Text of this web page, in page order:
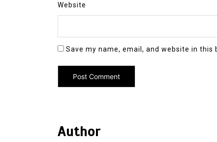
Website
Save my name, email, and website in
Author